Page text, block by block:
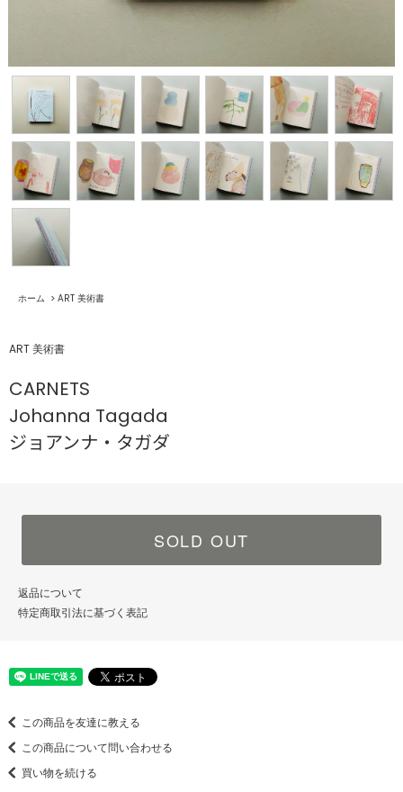
ホーム > ART 美術書
ART 美術書
CARNETS
Johanna Tagada
ジョアンナ・タガダ
SOLD OUT
返品について
特定商取引法に基づく表記
この商品を友達に教える
この商品について問い合わせる
買い物を続ける